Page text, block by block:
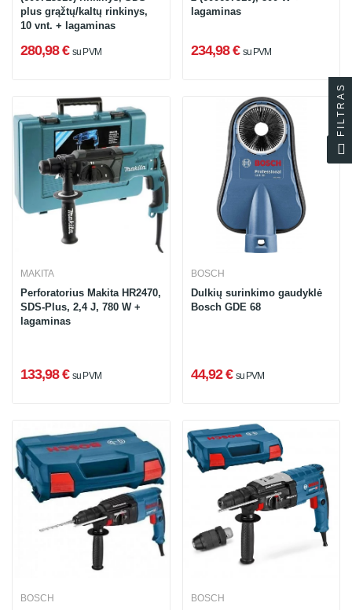
plus grąžtų/kaltų rinkinys,
10 vnt. + lagaminas
280,98 € su PVM
lagaminas
234,98 € su PVM
MAKITA
Perforatorius Makita HR2470,
SDS-Plus, 2,4 J, 780 W +
lagaminas
133,98 € su PVM
BOSCH
Dulkių surinkimo gaudyklė
Bosch GDE 68
44,92 € su PVM
BOSCH BOSCH
FILTRAS